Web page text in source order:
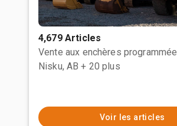
4,679 Articles
Vente aux enchères programmée
Nisku, AB + 20 plus
Voir les articles